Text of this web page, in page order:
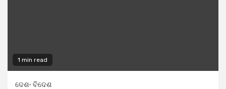
1 min read
ଦେଶ- ବିଦେଶ